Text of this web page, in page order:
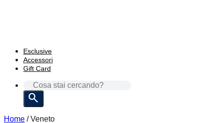
Esclusive
Accessori
Gift Card
CERCA:
Home /Veneto